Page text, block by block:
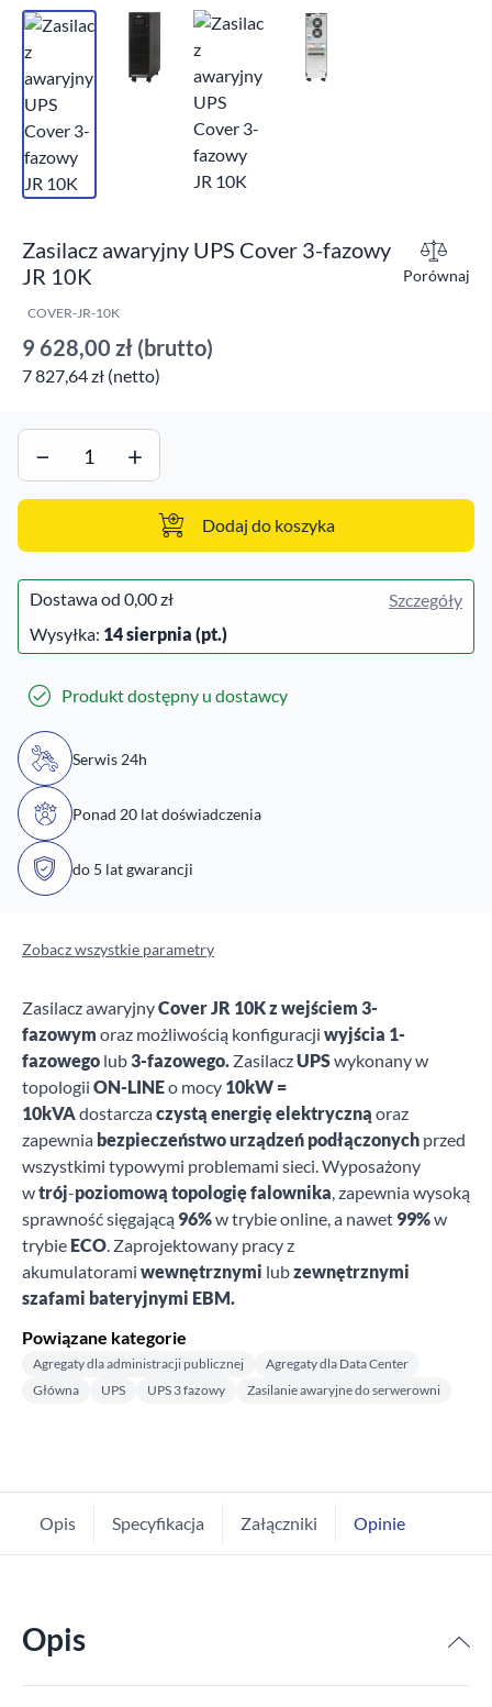
Zasilacz awaryjny UPS Cover 3-fazowy
JR 10K
Porównaj
COVER-JR-10K
9 628,00 zł (brutto)
7 827,64 zł (netto)
− +
Dodaj do koszyka
Dostawa od 0,00 zł
Szczegóły
Wysyłka: 14 sierpnia (pt.)
Produkt dostępny u dostawcy
Serwis 24h
Ponad 20 lat doświadczenia
do 5 lat gwarancji
Zobacz wszystkie parametry
Zasilacz awaryjnyCover JR 10K z wejściem 3-
fazowym oraz możliwością konfiguracji wyjścia 1-
fazowego lub3-fazowego. ZasilaczUPSwykonany w
topologii ON-LINEo mocy 10kW =
10kVAdostarczaczystą energię elektryczną oraz
zapewnia bezpieczeństwo urządzeń podłączonych przed
wszystkimi typowymi problemami sieci. Wyposażony
wtrój-poziomową topologięfalownika, zapewnia wysoką
sprawność sięgającą 96%w trybie online, a nawet 99%w
trybie ECO. Zaprojektowany pracy z
akumulatorami wewnętrznymi lubzewnętrznymi
szafami bateryjnymi EBM.
Powiązane kategorie
Agregaty dla administracji publicznej
Agregaty dla Data Center
Główna
UPS UPS 3 fazowy Zasilanie awaryjne do serwerowni
Opis Specyfikacja Załączniki Opinie
Opis